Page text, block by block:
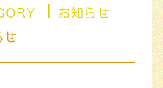
お知らせ
せ